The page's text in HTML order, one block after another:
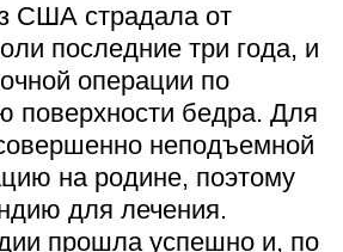
США страдала от
последние три года, и
операции по
поверхности бедра. Для
неподъемной
на родине, поэтому
для лечения.
прошла успешно и, по